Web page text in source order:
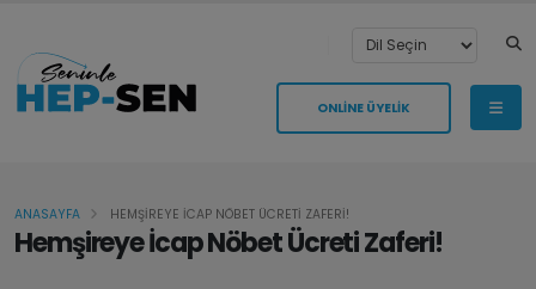
ONLİNE ÜYELİK
Hemşireye İcap Nöbet Ücreti Zaferi!
ANASAYFA HEMŞİREYE İCAP NÖBET ÜCRETİ ZAFERİ!